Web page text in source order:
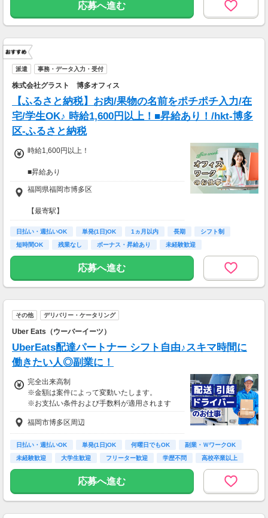
応募へ進む
派遣 事務・データ入力・受付
株式会社グラスト 博多オフィス
【ふるさと納税】お肉/果物の名前をポチポチ入力/在
宅/学生OK♪ 時給1,600円以上！■昇給あり！/hkt-博多
区-ふるさと納税
時給1,600円以上！
■昇給あり
※給与は経験・能力により異なります
日払い・週払い・月払い
（規定あり/稼働分）
-------------
<月収例>
■週2日×フルタイム8hの場合
時給1,600円×8h×12日=153,600円
■週5日×フルタイム8hの場合
時給1,600円×8h×22日=281,600円
福岡県福岡市博多区
【最寄駅】
・鹿児島本線博多駅
・福岡市営空港線博多駅
・博多博多南線駅
日払い・週払いOK 単発(1日)OK 1ヵ月以内 長期
シフト制
短時間OK
残業なし ボーナス・昇給あり 未経験歓迎
応募へ進む
その他 デリバリー・ケータリング
Uber Eats（ウーバーイーツ）
UberEats配達パートナー シフト自由♪スキマ時間に
働きたい人◎副業に！
完全出来高制
※金額は案件によって変動いたします。
※お支払い条件および手数料が適用されます
福岡市博多区周辺
日払い・週払いOK 単発(1日)OK 何曜日でもOK
副業・ＷワークOK
未経験歓迎
大学生歓迎 フリーター歓迎 学歴不問 高校卒業以上
応募へ進む